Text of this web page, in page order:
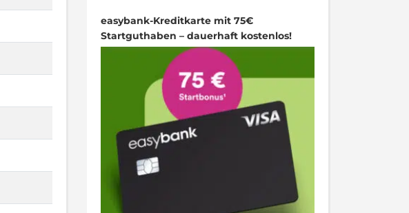
easybank-Kreditkarte mit 75€
Startguthaben – dauerhaft kostenlos!